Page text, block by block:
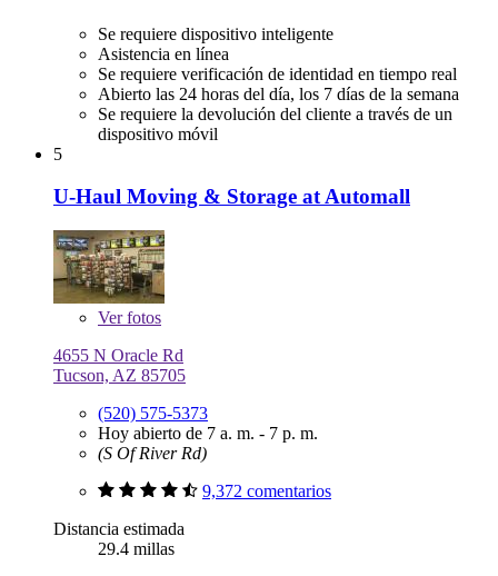
Se requiere dispositivo inteligente
Asistencia en línea
Se requiere verificación de identidad en tiempo real
Abierto las 24 horas del día, los 7 días de la semana
Se requiere la devolución del cliente a través de un
dispositivo móvil
5
U-Haul Moving & Storage at Automall
Verfotos
4655 N Oracle Rd
Tucson, AZ 85705
(520) 575-5373
Hoy abierto de 7 a. m. - 7 p. m.
(S Of River Rd)
9,372 comentarios
Distancia estimada
29.4 millas